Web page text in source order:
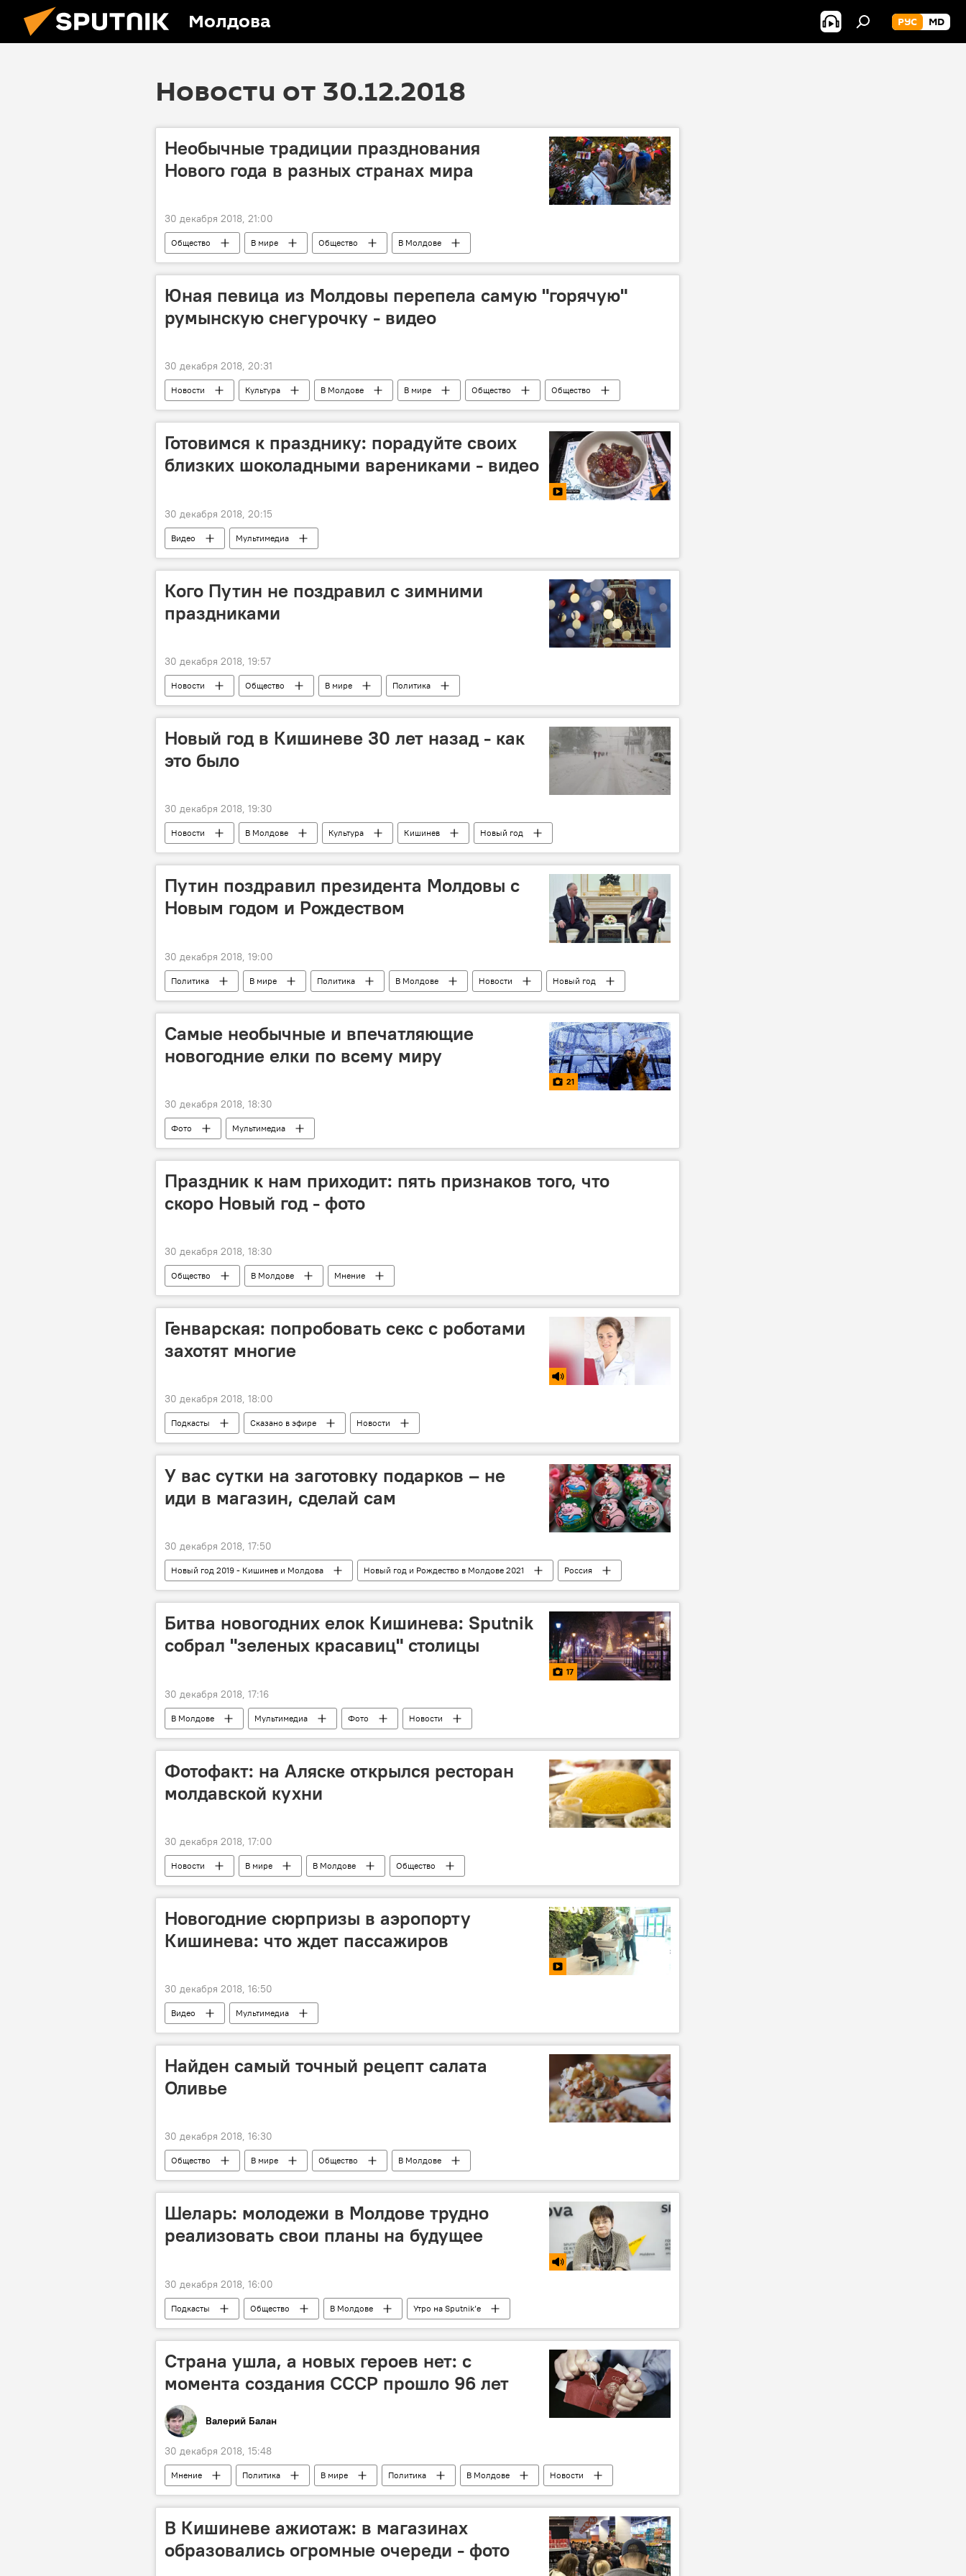
Молдова РУС MD
Новости от 30.12.2018
Необычные традиции празднования
Нового года в разных странах мира
30 декабря 2018, 21:00
Общество В мире Общество В Молдове
Юная певица из Молдовы перепела самую "горячую"
румынскую снегурочку - видео
30 декабря 2018, 20:31
Новости Культура В Молдове В мире Общество
Общество
девушки
видео талант песня
Готовимся к празднику: порадуйте своих
близких шоколадными варениками - видео
30 декабря 2018, 20:15
Видео Мультимедиа
Кого Путин не поздравил с зимними
праздниками
30 декабря 2018, 19:57
Новости Общество В мире Политика
Новый год в Кишиневе 30 лет назад - как
это было
30 декабря 2018, 19:30
Новости В Молдове Культура Кишинев
Новый год
Новый год и Рождество в Молдове 2021
Новый год 2019 - Кишинев и Молдова
Путин поздравил президента Молдовы с
Новым годом и Рождеством
30 декабря 2018, 19:00
Политика В мире Политика В Молдове Новости
Новый год
Игорь Додон
Владимир Путин
Самые необычные и впечатляющие
новогодние елки по всему миру
21
30 декабря 2018, 18:30
Фото Мультимедиа
Праздник к нам приходит: пять признаков того, что
скоро Новый год - фото
30 декабря 2018, 18:30
Общество В Молдове Мнение
Генварская: попробовать секс с роботами
захотят многие
30 декабря 2018, 18:00
Подкасты Сказано в эфире Новости
У вас сутки на заготовку подарков – не
иди в магазин, сделай сам
30 декабря 2018, 17:50
Новый год 2019 - Кишинев и Молдова Новый год и Рождество в Молдове 2021
Россия
В мире
Общество В Молдове Общество Новости
Новый год
Битва новогодних елок Кишинева: Sputnik
собрал "зеленых красавиц" столицы
17
30 декабря 2018, 17:16
В Молдове Мультимедиа Фото Новости
Фотофакт: на Аляске открылся ресторан
молдавской кухни
30 декабря 2018, 17:00
Новости В мире В Молдове Общество
Новогодние сюрпризы в аэропорту
Кишинева: что ждет пассажиров
30 декабря 2018, 16:50
Видео Мультимедиа
Найден самый точный рецепт салата
Оливье
30 декабря 2018, 16:30
Общество В мире Общество В Молдове
Шеларь: молодежи в Молдове трудно
реализовать свои планы на будущее
30 декабря 2018, 16:00
Подкасты Общество В Молдове Утро на Sputnik’e
Страна ушла, а новых героев нет: с
момента создания СССР прошло 96 лет
Валерий Балан
30 декабря 2018, 15:48
Мнение Политика В мире Политика В Молдове Новости
В Кишиневе ажиотаж: в магазинах
образовались огромные очереди - фото